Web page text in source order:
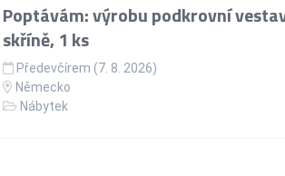
Poptávám: výrobu podkrovní
skříně, 1 ks
Předevčírem (7. 8. 2026)
Německo
Nábytek